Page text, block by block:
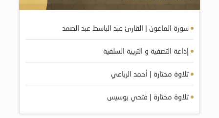
سورة الماعون | القارئ عبد الباسط عبد الصمد
إذاعة التصفية و التربية السلفية
تلاوة مختارة | أحمد الرباعي
تلاوة مختارة | فتحي بوسيس